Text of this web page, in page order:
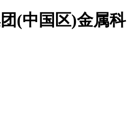
(中国区)金属科